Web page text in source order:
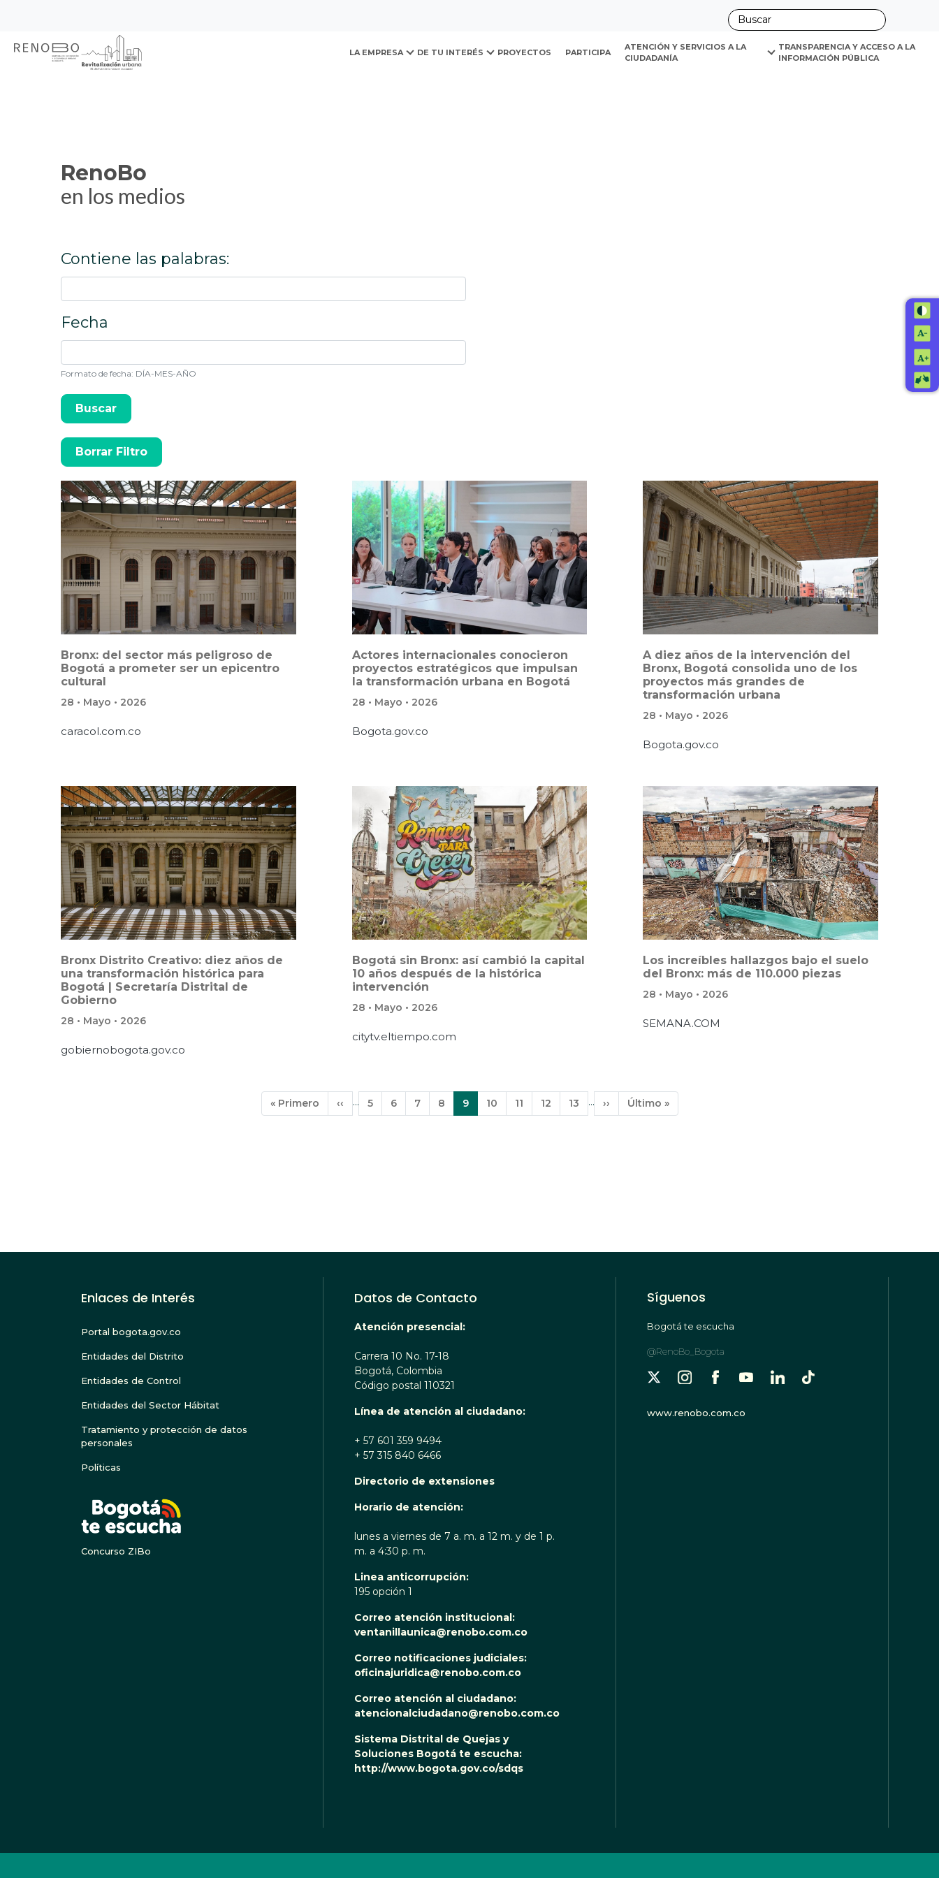
contenido
Sitio Web Empresa de Renovación y Desarrollo Urbano
LA EMPRESA DE TU INTERÉS PROYECTOS PARTICIPA
ATENCIÓN Y SERVICIOS A LA
CIUDADANÍA
TRANSPARENCIA Y ACCESO A LA
INFORMACIÓN PÚBLICA
RenoBo
en los medios
Contiene las palabras:
Fecha
Formato de fecha: DÍA-MES-AÑO
Bronx: del sector más peligroso de
Bogotá a prometer ser un epicentro
cultural
28 • Mayo • 2026
caracol.com.co
Actores internacionales conocieron
proyectos estratégicos que impulsan
la transformación urbana en Bogotá
28 • Mayo • 2026
Bogota.gov.co
A diez años de la intervención del
Bronx, Bogotá consolida uno de los
proyectos más grandes de
transformación urbana
28 • Mayo • 2026
Bogota.gov.co
Bronx Distrito Creativo: diez años de
una transformación histórica para
Bogotá | Secretaría Distrital de
Gobierno
28 • Mayo • 2026
gobiernobogota.gov.co
Bogotá sin Bronx: así cambió la capital
10 años después de la histórica
intervención
28 • Mayo • 2026
citytv.eltiempo.com
Los increíbles hallazgos bajo el suelo
del Bronx: más de 110.000 piezas
28 • Mayo • 2026
SEMANA.COM
Primera
página
« Primero
Página
anterior
‹‹ … Página
5 Página
6 Página
7 Página
8
Página
actual
9 Página
10 Página
11 Página
12 Página
13 …
Siguiente
página
››
Última
página
Último »
Enlaces de Interés
Portal bogota.gov.co
Entidades del Distrito
Entidades de Control
Entidades del Sector Hábitat
Tratamiento y protección de datos
personales
Políticas
Concurso ZIBo
Datos de Contacto
Atención presencial:
Carrera 10 No. 17-18
Bogotá, Colombia
Código postal 110321
Línea de atención al ciudadano:
+ 57 601 359 9494
+ 57 315 840 6466
Directorio de extensiones
Horario de atención:
lunes a viernes de 7 a. m. a 12 m. y de 1 p.
m. a 4:30 p. m.
Linea anticorrupción:
195 opción 1
Correo atención institucional:
ventanillaunica@renobo.com.co
Correo notificaciones judiciales:
oficinajuridica@renobo.com.co
Correo atención al ciudadano:
atencionalciudadano@renobo.com.co
Sistema Distrital de Quejas y
Soluciones Bogotá te escucha:
http://www.bogota.gov.co/sdqs
Síguenos
Bogotá te escucha
@RenoBo_Bogota
www.renobo.com.co